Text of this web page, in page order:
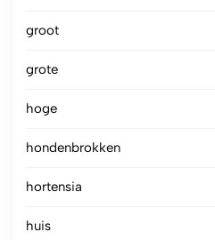
groot
grote
hoge
hondenbrokken
hortensia
huis